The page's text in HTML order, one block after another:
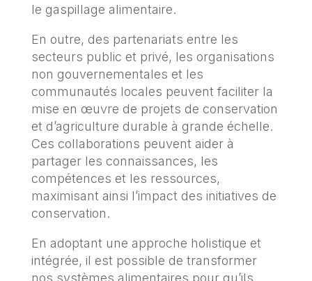
le gaspillage alimentaire.
En outre, des partenariats entre les
secteurs public et privé, les organisations
non gouvernementales et les
communautés locales peuvent faciliter la
mise en œuvre de projets de conservation
et d’agriculture durable à grande échelle.
Ces collaborations peuvent aider à
partager les connaissances, les
compétences et les ressources,
maximisant ainsi l’impact des initiatives de
conservation.
En adoptant une approche holistique et
intégrée, il est possible de transformer
nos systèmes alimentaires pour qu’ils